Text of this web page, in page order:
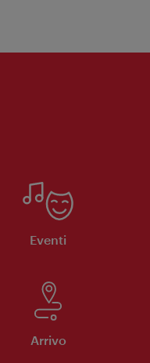
Eventi
Arrivo